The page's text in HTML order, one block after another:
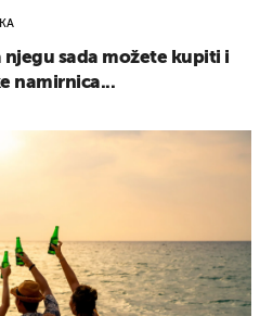
sada možete kupiti i
namirnica...